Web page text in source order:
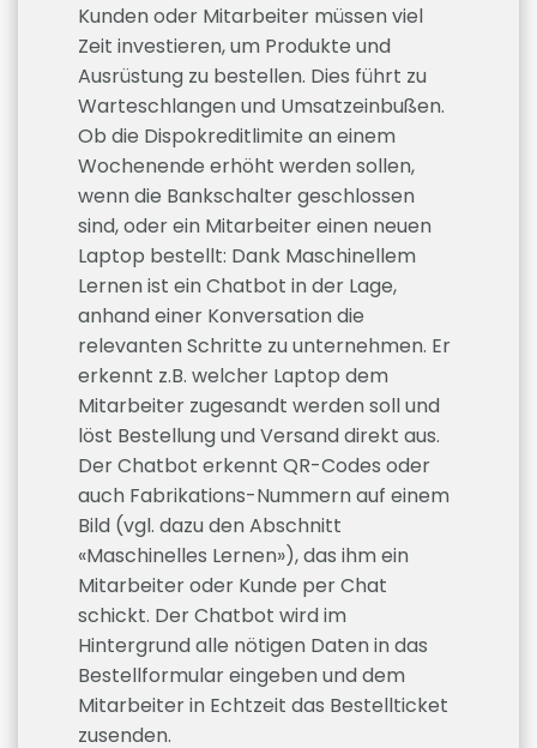
Kunden oder Mitarbeiter müssen viel
Zeit investieren, um Produkte und
Ausrüstung zu bestellen. Dies führt zu
Warteschlangen und Umsatzeinbußen.
Ob die Dispokreditlimite an einem
Wochenende erhöht werden sollen,
wenn die Bankschalter geschlossen
sind, oder ein Mitarbeiter einen neuen
Laptop bestellt: Dank Maschinellem
Lernen ist ein Chatbot in der Lage,
anhand einer Konversation die
relevanten Schritte zu unternehmen. Er
erkennt z.B. welcher Laptop dem
Mitarbeiter zugesandt werden soll und
löst Bestellung und Versand direkt aus.
Der Chatbot erkennt QR-Codes oder
auch Fabrikations-Nummern auf einem
Bild (vgl. dazu den Abschnitt
«Maschinelles Lernen»), das ihm ein
Mitarbeiter oder Kunde per Chat
schickt. Der Chatbot wird im
Hintergrund alle nötigen Daten in das
Bestellformular eingeben und dem
Mitarbeiter in Echtzeit das Bestellticket
zusenden.